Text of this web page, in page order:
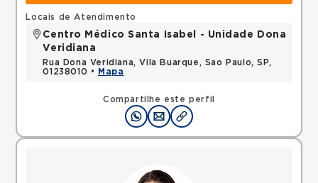
Compartilhe este perfil
Locais de Atendimento
Centro Médico Santa Isabel - Unidade Dona
Veridiana
Rua Dona Veridiana, Vila Buarque, Sao Paulo, SP,
01238010 •
Mapa